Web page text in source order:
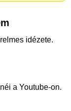
idézete.
a Youtube-on.